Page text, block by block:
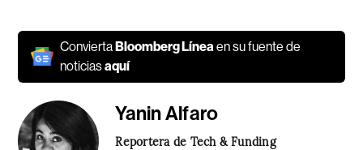
ConviertaBloomberg Línea en su fuente de
noticiasaquí
Yanin Alfaro
Reportera de Tech & Funding